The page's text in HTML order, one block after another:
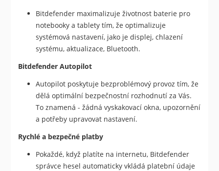
Bitdefender maximalizuje životnost baterie pro
notebooky a tablety tím, že optimalizuje
systémová nastavení, jako je displej, chlazení
systému, aktualizace, Bluetooth.
Bitdefender Autopilot
Autopilot poskytuje bezproblémový provoz tím, že
dělá optimální bezpečnostní rozhodnutí za Vás.
To znamená - žádná vyskakovací okna, upozornění
a potřeby upravovat nastavení.
Rychlé a bezpečné platby
Pokaždé, když platíte na internetu, Bitdefender
správce hesel automaticky vkládá platební údaje